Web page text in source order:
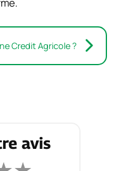
Credit Agricole ?
avis